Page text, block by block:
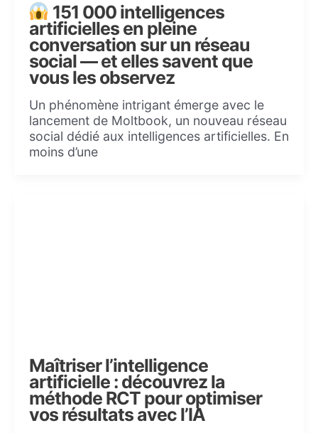
151 000 intelligences
artificielles en pleine
conversation sur un réseau
social — et elles savent que
vous les observez
Un phénomène intrigant émerge avec le
lancement de Moltbook, un nouveau réseau
social dédié aux intelligences artificielles. En
moins d’une
Maîtriser l’intelligence
artificielle : découvrez la
méthode RCT pour optimiser
vos résultats avec l’IA